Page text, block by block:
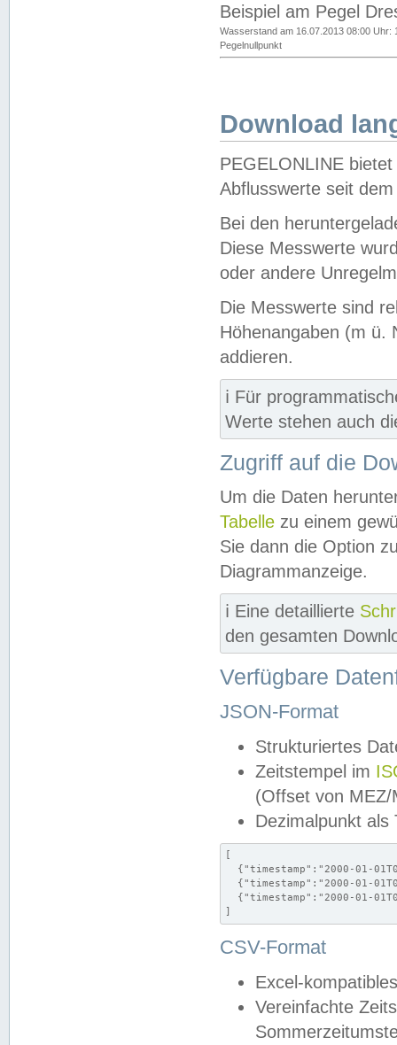
Beispiel am Pegel
Wasserstand am 16.07.2013 08:00 Uhr:
Pegelnullpunkt
Download
PEGELONLINE
Abflusswerte seit
Bei den
Diese Messwerte
oder andere
Die Messwerte sind
Höhenangaben (m ü.
addieren.
ℹ️ Für
Werte stehen auch
Zugriff auf die
Um die Daten
Tabelle zu einem
Sie dann die Option
Diagrammanzeige.
ℹ️ Eine detaillierte
den gesamten
Verfügbare
JSON-Format
Strukturiertes
Zeitstempel im
(Offset von MEZ/
Dezimalpunkt als
[
{"timestamp":"2000-01-
{"timestamp":"2000-01-
{"timestamp":"2000-01-
]
CSV-Format
Excel-
Vereinfachte